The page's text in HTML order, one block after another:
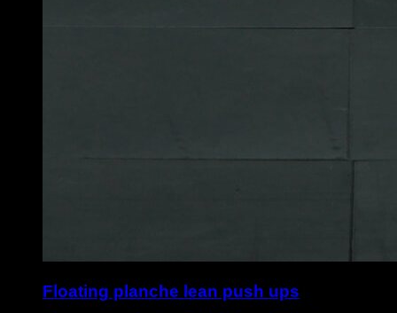
Floating planche lean push ups